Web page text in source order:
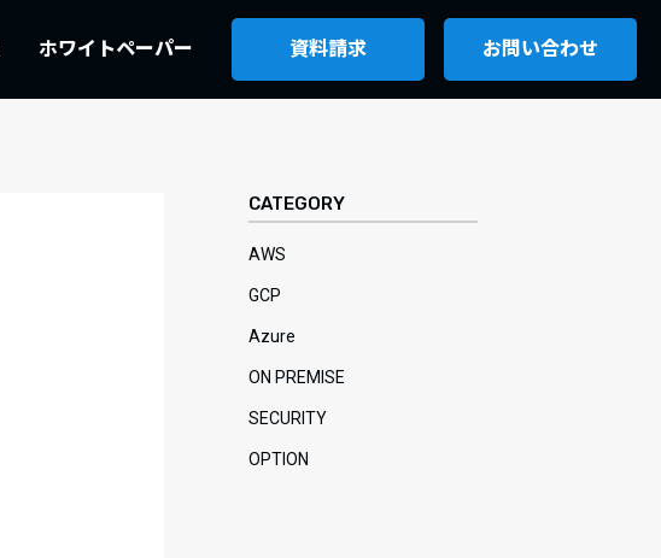
ホワイトペーパー 資料請求 お問い合わせ
CATEGORY
AWS
GCP
Azure
ON PREMISE
SECURITY
OPTION